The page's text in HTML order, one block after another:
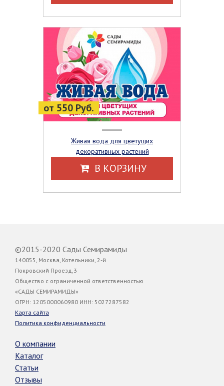
от 550 Руб.
Живая вода для цветущих
декоративных растений
В КОРЗИНУ
©2015-2020 Сады Семирамиды
140055, Москва, Котельники, 2-й
Покровский Проезд,3
Общество с ограниченной ответственностью
«САДЫ СЕМИРАМИДЫ»
ОГРН: 1205000060980 ИНН: 5027287582
Карта сайта
Политика конфиденциальности
О компании
Каталог
Статьи
Отзывы